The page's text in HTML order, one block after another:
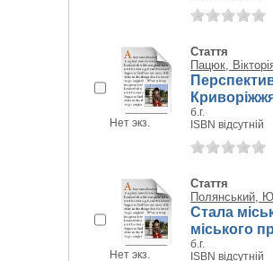
Нет экз.
Стаття
Пацюк,
б.г.
ISBN відсутній
Нет экз.
Стаття
Полянський,
Стала
міського
б.г.
ISBN відсутній